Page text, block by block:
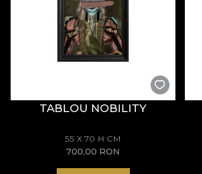
TABLOU NOBILITY
55 X 70 H CM
700,00 RON